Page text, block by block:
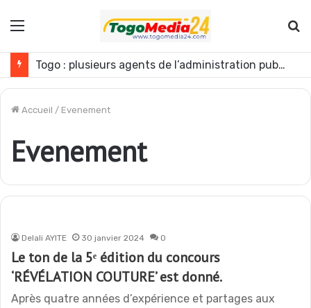
Menu
Togo : plusieurs agents de l’administration publique révoqués
Accueil / Evenement
Evenement
Delali AYITE 30 janvier 2024 0
Le ton de la 5ᵉ édition du concours
‘RÉVÉLATION COUTURE’ est donné.
Après quatre années d’expérience et partages aux